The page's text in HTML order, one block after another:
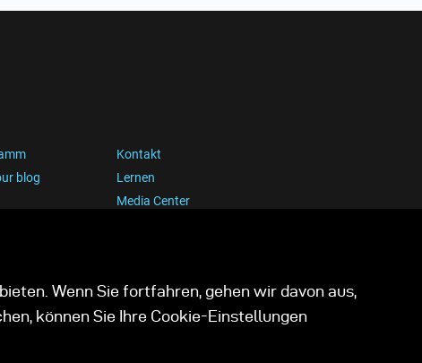
Kontakt
blog
Lernen
Media Center
Wenn Sie fortfahren, gehen wir davon aus,
können Sie Ihre Cookie-Einstellungen